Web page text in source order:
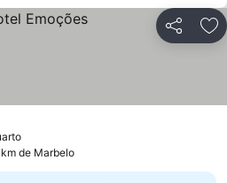
Partilhar
km de Marbelo